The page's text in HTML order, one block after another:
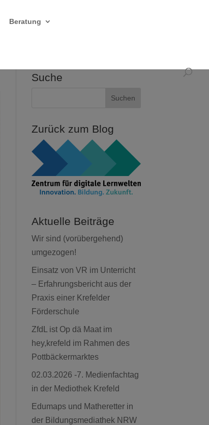
Beratung
Suche
Zurück zum Blog
Aktuelle Beiträge
Wir sind (vorübergehend)
umgezogen!
Einsatz von VR im Unterricht
– Erfahrungsbericht aus der
Praxis einer Krefelder
Förderschule
ZfdL ist Op dä Maat im
hey,krefeld im Rahmen des
Pottbäckermarktes
02.03.2026 -7. Medienfachtag
in der Mediothek Krefeld
Edumaps und Matheretter in
der Bildungsmediathek NRW